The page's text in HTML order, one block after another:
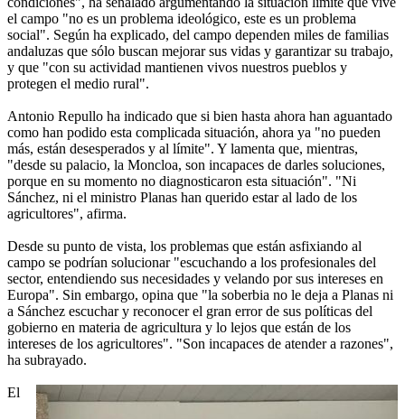
el campo "no es un problema ideológico, este es un problema
social". Según ha explicado, del campo dependen miles de familias
andaluzas que sólo buscan mejorar sus vidas y garantizar su trabajo,
y que "con su actividad mantienen vivos nuestros pueblos y
protegen el medio rural".
Antonio Repullo ha indicado que si bien hasta ahora han aguantado
como han podido esta complicada situación, ahora ya "no pueden
más, están desesperados y al límite". Y lamenta que, mientras,
"desde su palacio, la Moncloa, son incapaces de darles soluciones,
porque en su momento no diagnosticaron esta situación". "Ni
Sánchez, ni el ministro Planas han querido estar al lado de los
agricultores", afirma.
Desde su punto de vista, los problemas que están asfixiando al
campo se podrían solucionar "escuchando a los profesionales del
sector, entendiendo sus necesidades y velando por sus intereses en
Europa". Sin embargo, opina que "la soberbia no le deja a Planas ni
a Sánchez escuchar y reconocer el gran error de sus políticas del
gobierno en materia de agricultura y lo lejos que están de los
intereses de los agricultores". "Son incapaces de atender a razones",
ha subrayado.
El